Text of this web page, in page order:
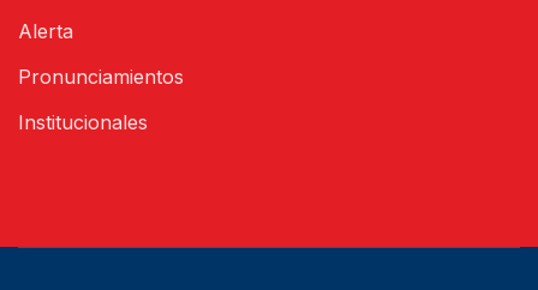
Alerta
Pronunciamientos
Institucionales